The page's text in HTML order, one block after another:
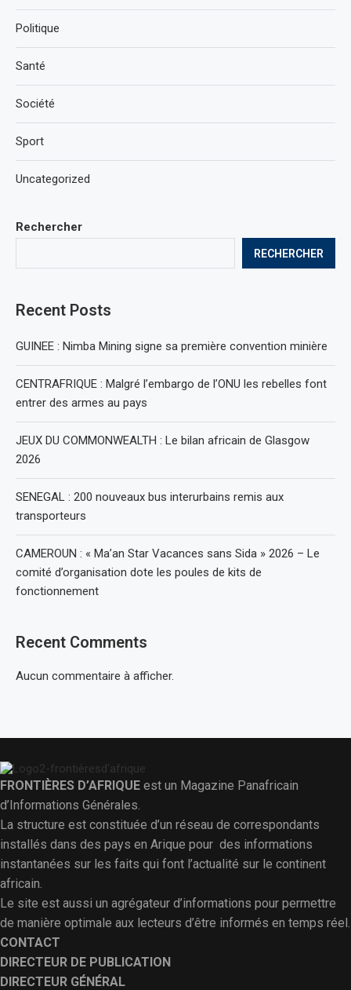
Rechercher
RECHERCHER
Recent Posts
GUINEE : Nimba Mining signe sa première convention minière
CENTRAFRIQUE : Malgré l’embargo de l’ONU les rebelles font
entrer des armes au pays
JEUX DU COMMONWEALTH : Le bilan africain de Glasgow
2026
SENEGAL : 200 nouveaux bus interurbains remis aux
transporteurs
CAMEROUN : « Ma’an Star Vacances sans Sida » 2026 – Le
comité d’organisation dote les poules de kits de
fonctionnement
Recent Comments
Aucun commentaire à afficher.
Politique
Santé
Société
Sport
Uncategorized
FRONTIÈRES D’AFRIQUE est un Magazine Panafricain
d’Informations Générales.
La structure est constituée d’un réseau de correspondants
installés dans des pays en Arique pour des informations
instantanées sur les faits qui font l’actualité sur le continent
africain.
Le site est aussi un agrégateur d’informations pour permettre
de manière optimale aux lecteurs d’être informés en temps réel.
CONTACT
DIRECTEUR DE PUBLICATION
DIRECTEUR GÉNÉRAL